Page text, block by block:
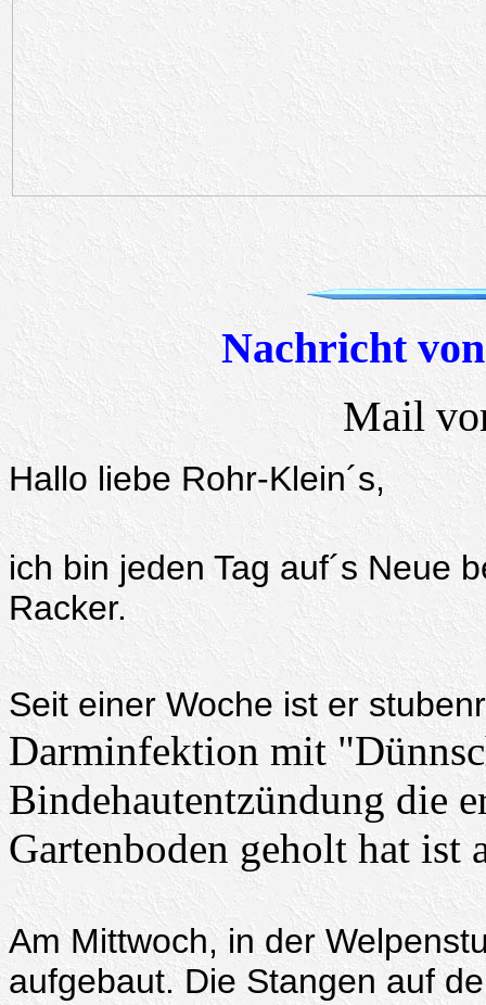
Nachricht
Mail
Hallo liebe Rohr-Klein´s,
ich bin jeden Tag auf´s Neue
Racker.
Seit einer Woche ist er
Darminfektion mit
Bindehautentzündung die
Gartenboden geholt hat ist
Am Mittwoch, in der
aufgebaut. Die Stangen auf